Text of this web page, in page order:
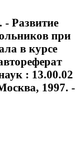
Развитие
при
в курсе
: 13.00.02
1997. -